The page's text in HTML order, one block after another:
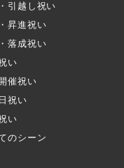
引越し祝い
昇進祝い
落成祝い
い
催祝い
祝い
い
のシーン